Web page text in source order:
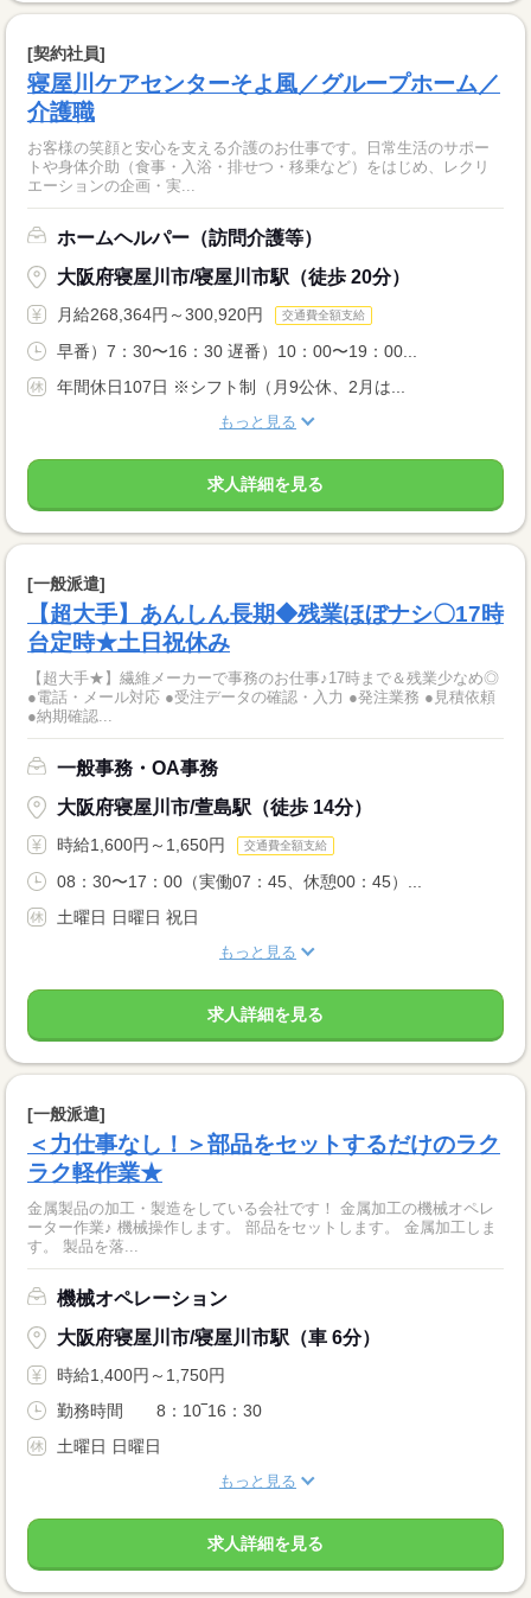
[契約社員]
寝屋川ケアセンターそよ風／グループホーム／
介護職
お客様の笑顔と安心を支える介護のお仕事です。日常生活のサポー
トや身体介助（食事・入浴・排せつ・移乗など）をはじめ、レクリ
エーションの企画・実...
ホームヘルパー（訪問介護等）
大阪府寝屋川市/寝屋川市駅（徒歩 20分）
月給268,364円～300,920円 交通費全額支給
早番）7：30〜16：30 遅番）10：00〜19：00...
年間休日107日 ※シフト制（月9公休、2月は...
もっと見る
求人詳細を見る
[一般派遣]
【超大手】あんしん長期◆残業ほぼナシ〇17時
台定時★土日祝休み
【超大手★】繊維メーカーで事務のお仕事♪17時まで＆残業少なめ◎
●電話・メール対応 ●受注データの確認・入力 ●発注業務 ●見積依頼
●納期確認...
一般事務・OA事務
大阪府寝屋川市/萱島駅（徒歩 14分）
時給1,600円～1,650円 交通費全額支給
08：30〜17：00（実働07：45、休憩00：45）...
土曜日 日曜日 祝日
もっと見る
求人詳細を見る
[一般派遣]
＜力仕事なし！＞部品をセットするだけのラク
ラク軽作業★
金属製品の加工・製造をしている会社です！ 金属加工の機械オペレ
ーター作業♪ 機械操作します。 部品をセットします。 金属加工しま
す。 製品を落...
機械オペレーション
大阪府寝屋川市/寝屋川市駅（車 6分）
時給1,400円～1,750円
勤務時間 8：10‾16：30
土曜日 日曜日
もっと見る
求人詳細を見る